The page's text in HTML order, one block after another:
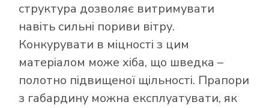
структура дозволяє витримувати
навіть сильні пориви вітру.
Конкурувати в міцності з цим
матеріалом може хіба, що шведка –
полотно підвищеної щільності. Прапори
з габардину можна експлуатувати, як